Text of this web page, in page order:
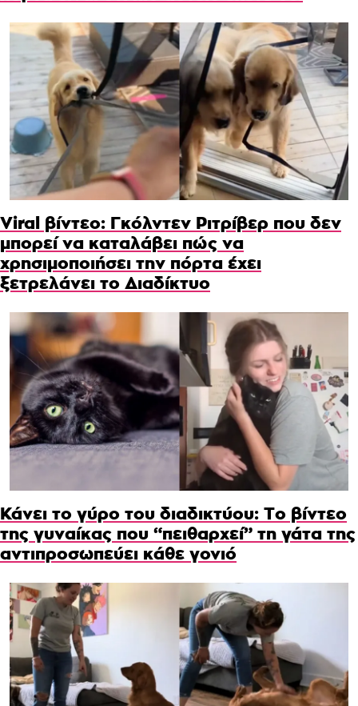
Viral βίντεο: Γκόλντεν Ριτρίβερ που δεν
μπορεί να καταλάβει πώς να
χρησιμοποιήσει την πόρτα έχει
ξετρελάνει το Διαδίκτυο
Κάνει το γύρο του διαδικτύου: Το βίντεο
της γυναίκας που “πειθαρχεί” τη γάτα της
αντιπροσωπεύει κάθε γονιό